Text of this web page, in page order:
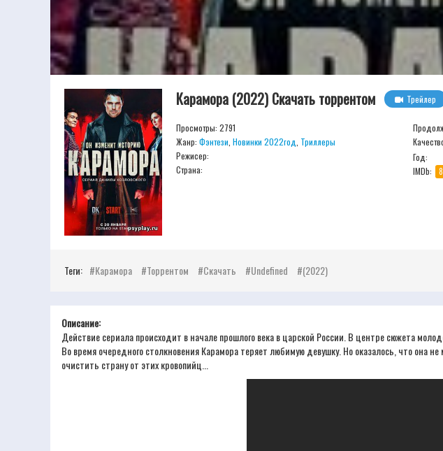
Карамора (2022) Скачать торрентом Трейлер
Просмотры: 2791
Жанр: Фэнтези Новинки 2022год Триллеры
Режисер:
Страна:
Год:
IMDb:
Теги: Карамора Торрентом Скачать Undefined (2022)
Описание:
Действие сериала происходит в начале прошлого века в царской России. В центре сюжета
Во время очередного столкновения Карамора теряет любимую девушку. Но оказалось, что
очистить страну от этих кровопийц...